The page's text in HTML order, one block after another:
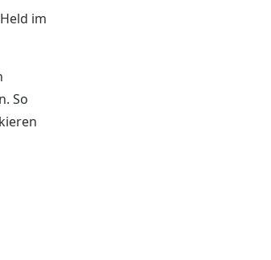
im
So